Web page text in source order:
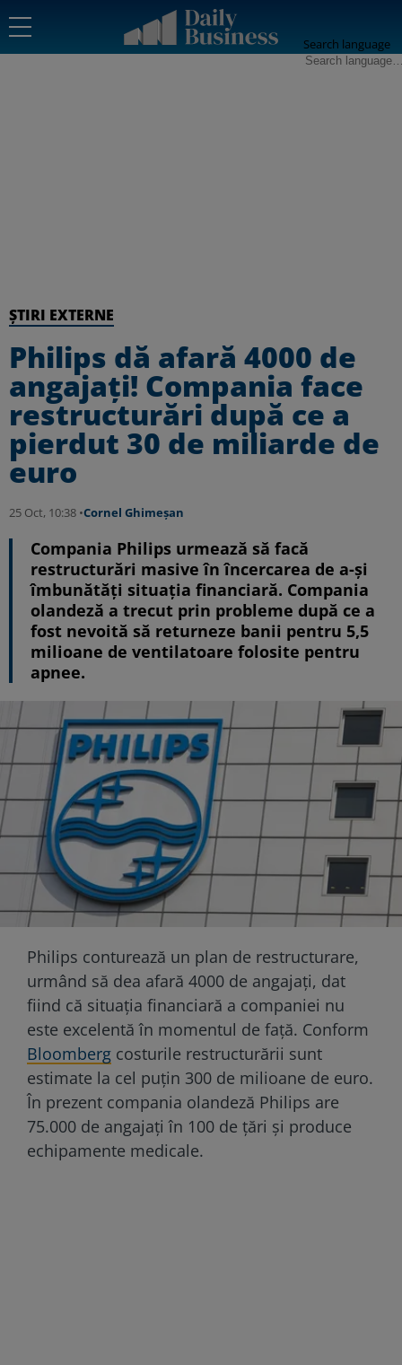
Search language
ȘTIRI EXTERNE
Philips dă afară 4000 de
angajați! Compania face
restructurări după ce a
pierdut 30 de miliarde de
euro
25 Oct, 10:38 •Cornel Ghimeșan
Compania Philips urmează să facă
restructurări masive în încercarea de a-și
îmbunătăți situația financiară. Compania
olandeză a trecut prin probleme după ce a
fost nevoită să returneze banii pentru 5,5
milioane de ventilatoare folosite pentru
apnee.
Philips conturează un plan de restructurare,
urmând să dea afară 4000 de angajați, dat
fiind că situația financiară a companiei nu
este excelentă în momentul de față. Conform
Bloomberg costurile restructurării sunt
estimate la cel puțin 300 de milioane de euro.
În prezent compania olandeză Philips are
75.000 de angajați în 100 de țări și produce
echipamente medicale.